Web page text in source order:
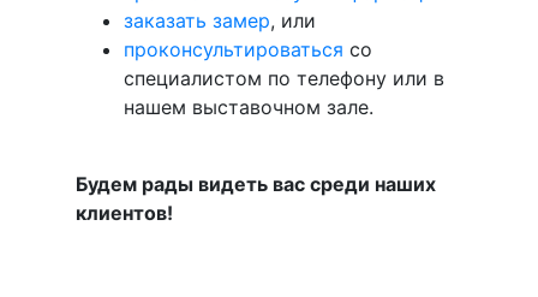
заказать замер, или
проконсультироваться со
специалистом по телефону или в
нашем выставочном зале.
Будем рады видеть вас среди наших
клиентов!